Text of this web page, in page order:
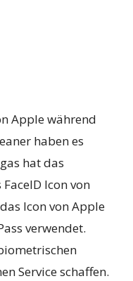
Apple während
haben es
hat das
Icon von
Icon von Apple
verwendet.
Service schaffen.